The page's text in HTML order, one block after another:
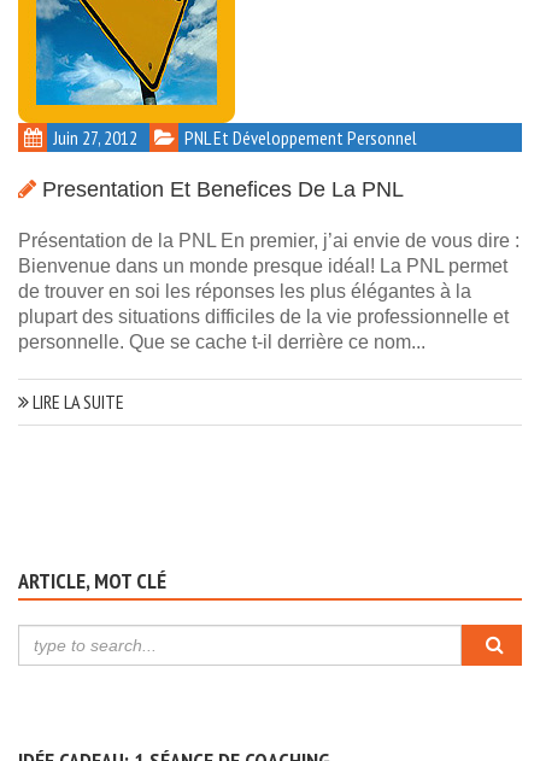
Juin 27, 2012 PNL Et Développement Personnel
Presentation Et Benefices De La PNL
Présentation de la PNL En premier, j’ai envie de vous dire :
Bienvenue dans un monde presque idéal! La PNL permet
de trouver en soi les réponses les plus élégantes à la
plupart des situations difficiles de la vie professionnelle et
personnelle. Que se cache t-il derrière ce nom...
LIRE LA SUITE
ARTICLE, MOT CLÉ